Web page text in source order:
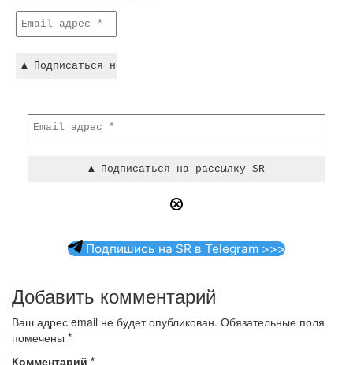
Подпишись на SR в Telegram >>>
Добавить комментарий
Ваш адрес email не будет опубликован. Обязательные поля
помечены *
Комментарий *